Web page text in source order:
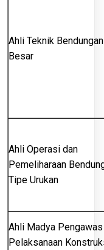
Ahli Teknik Bendungan
Besar
Ahli Operasi dan
Pemeliharaan
Tipe Urukan
Ahli Madya Pengawas
Pelaksanaan